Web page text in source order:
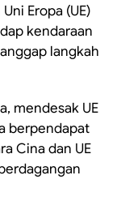
Eropa (UE)
kendaraan
langkah
mendesak UE
berpendapat
Cina dan UE